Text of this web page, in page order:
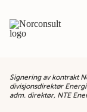
Signering av kontrakt
divisjonsdirektør
adm. direktør, NTE